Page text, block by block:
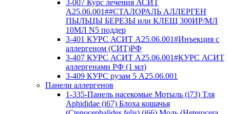
3-007 Курс лечения АСИТ
А25.06.001##СТАЛОРАЛЬ АЛЛЕРГЕН
ПЫЛЬЦЫ БЕРЕЗЫ или КЛЕЩ 300ИР/МЛ
10МЛ N5 поддер
3-401 КУРС АСИТ А25.06.001#Инъекция с
аллергеном (СИТ)РФ
3-407 КУРС АСИТ А25.06.001#КУРС АСИТ
аллергенами РФ (1 мл)
3-409 КУРС рузам 5 А25.06.001
Панели аллергенов
1-335-Панель насекомые Мотыль (i73) Тля
Aphididae (i67) Блоха кошачья